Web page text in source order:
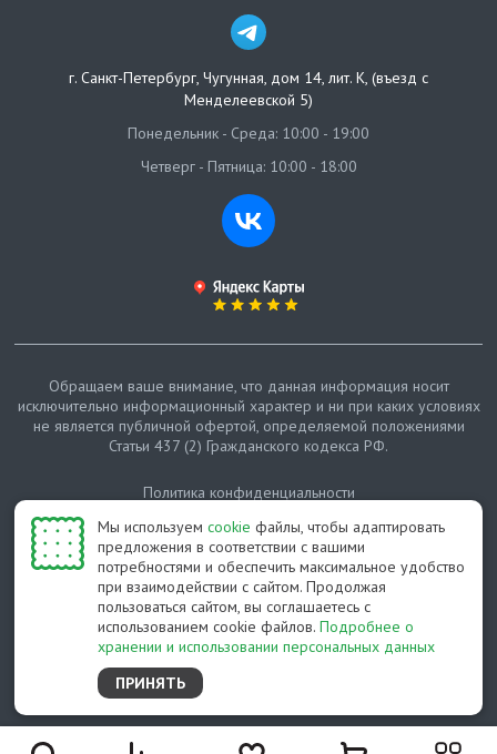
Мы используем cookie файлы, чтобы адаптировать
предложения в соответствии с вашими
потребностями и обеспечить максимальное удобство
при взаимодействии с сайтом. Продолжая
пользоваться сайтом, вы соглашаетесь с
использованием cookie файлов. Подробнее о
хранении и использовании персональных данных
ПРИНЯТЬ
г. Санкт-Петербург, Чугунная, дом 14, лит. К, (въезд с
Менделеевской 5)
Понедельник - Среда: 10:00 - 19:00
Четверг - Пятница: 10:00 - 18:00
© Протепло-СПб, 2011-2026
Обращаем ваше внимание, что данная информация носит
исключительно информационный характер и ни при каких условиях
не является публичной офертой, определяемой положениями
Статьи 437 (2) Гражданского кодекса РФ.
Политика конфиденциальности
Карта сайта
Разработано студией Feel Good St